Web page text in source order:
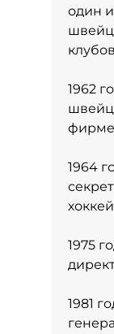
один
1962
1964
1975
1981